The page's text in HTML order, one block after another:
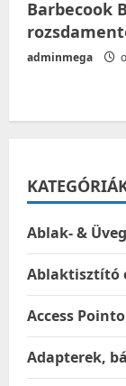
Barbecook
adminmega
Ablak- &
Ablaktisztító
Access
Adapterek,